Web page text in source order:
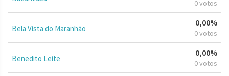
0 votos
Bela Vista do Maranhão
0,00%
0 votos
Benedito Leite
0,00%
0 votos